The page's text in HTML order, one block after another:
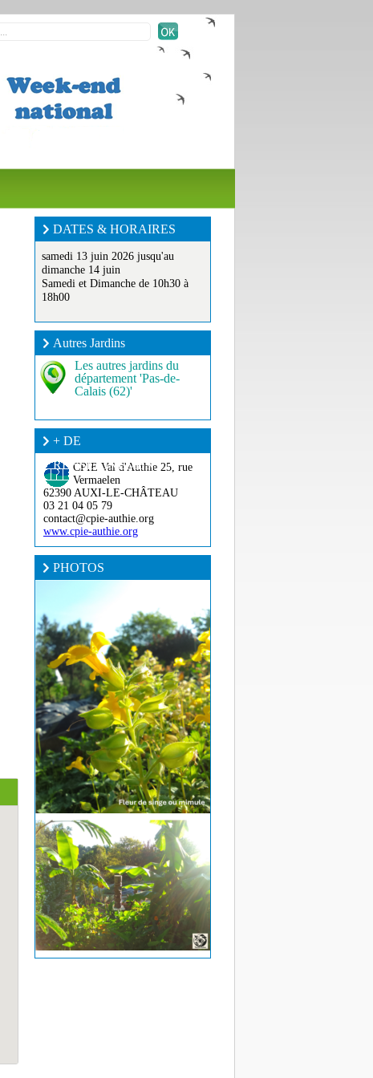
DATES & HORAIRES
samedi 13 juin 2026 jusqu'au
dimanche 14 juin
Samedi et Dimanche de 10h30 à
18h00
Autres Jardins
Les autres jardins du
département 'Pas-de-
Calais (62)'
+ DE
RENSEIGNEMENT ?
CPIE Val d'Authie 25, rue
Vermaelen
62390 AUXI-LE-CHÂTEAU
03 21 04 05 79
contact@cpie-authie.org
www.cpie-authie.org
PHOTOS